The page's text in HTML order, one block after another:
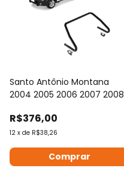
Santo Antônio Montana
2004 2005 2006 2007 2008
R$376,00
12 x de R$38,26